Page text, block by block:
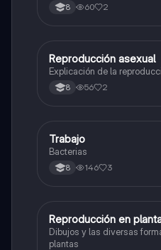
8 60 2
Biologia
Reproducción asexual
Explicación de la
8 56 2
Biologia
Trabajo
Bacterias
8 146 3
Biologia
Reproducción en
Dibujos y las diversas
plantas